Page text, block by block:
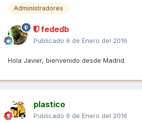
Administradores
fededb
Publicado 6 de Enero del 2016
Hola Javier, bienvenido desde Madrid.
plastico
Publicado 6 de Enero del 2016